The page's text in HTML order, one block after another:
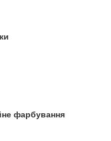
фарбування